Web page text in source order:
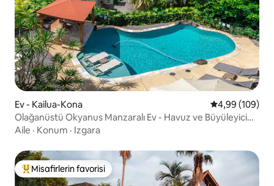
Ev - Kailua-Kona 5 üzerinden
4,99 (109)
Olağanüstü Okyanus Manzaralı Ev - Havuz ve Büyüleyici
Manzara
Aile · Konum · Izgara
Misafirlerin favorilerinden en beğenilenler arasında
Misafirlerin favorisi